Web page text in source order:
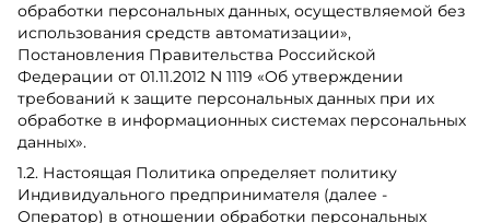
обработки персональных данных, осуществляемой без
использования средств автоматизации»,
Постановления Правительства Российской
Федерации от 01.11.2012 N 1119 «Об утверждении
требований к защите персональных данных при их
обработке в информационных системах персональных
данных».
1.2. Настоящая Политика определяет политику
Индивидуального предпринимателя (далее -
Оператор) в отношении обработки персональных